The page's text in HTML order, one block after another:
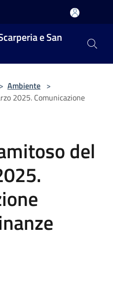
e San
> Ambiente >
2025. Comunicazione
del